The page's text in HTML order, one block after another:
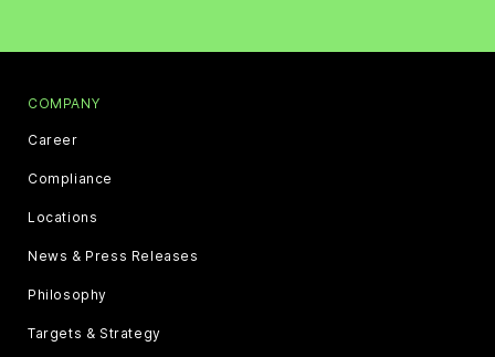
COMPANY
Career
Compliance
Locations
News & Press Releases
Philosophy
Targets & Strategy